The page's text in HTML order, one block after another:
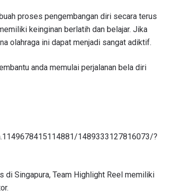
proses pengembangan diri secara terus
keinginan berlatih dan belajar. Jika
olahraga ini dapat menjadi sangat adiktif.
anda memulai perjalanan bela diri
1489333127816073/?
di Singapura, Team Highlight Reel memiliki